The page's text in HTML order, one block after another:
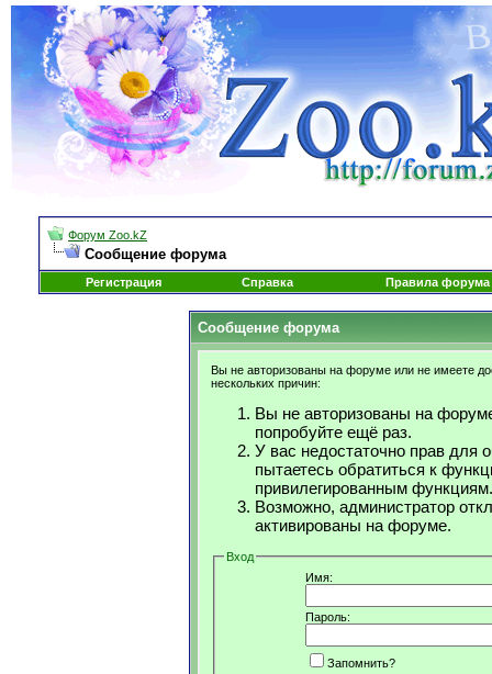
Форум Zoo.kZ
Сообщение форума
Регистрация Справка Правила форума
Сообщение форума
Вы не авторизованы на форуме или не имеете
нескольких причин:
Вы не авторизованы на
попробуйте ещё раз.
У вас недостаточно прав для
пытаетесь обратиться к
привилегированным функциям.
Возможно, администратор
активированы на форуме.
Вход
Имя:
Пароль:
Запомнить?